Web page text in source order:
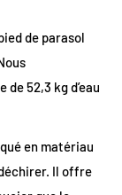
de parasol
52,3 kg d’eau
en matériau
Il offre